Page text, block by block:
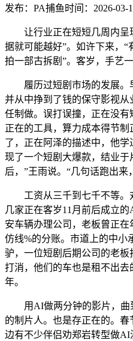
发布：PA捕鱼时间：2026-03-
让行业正在短短几周内呈
据就可能越好”。如许下来，“
拍一部古拆剧”。客岁，手艺
履历过短剧市场的发展。早
并从中挣到了钱的保守影视
任制做。误打误撞，正在没
正在的工具，算力成本得节制
了，正在阿泽的描述中，他
现了一个短剧大爆款，结业于
后，”王雨说。“几句话跑出来
工资从三千到七千不等。
几家正在客岁11月前后成立
安车辆办理公司，老板曾正
仿线%的分账。市道上的中小
驴，一位短剧后期公司的老
打消，他们的车也是租不出去
年。
用AI做两分钟的影片，曲
的制片人。也是存正在的。
边有不少伴侣劝郑岩转型做